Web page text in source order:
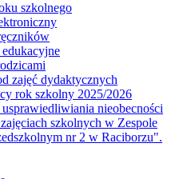
szkolnego
zajęć dydaktycznych
rok szkolny 2025/2026
nieobecności
szkolnych w Zespole
nr 2 w Raciborzu".